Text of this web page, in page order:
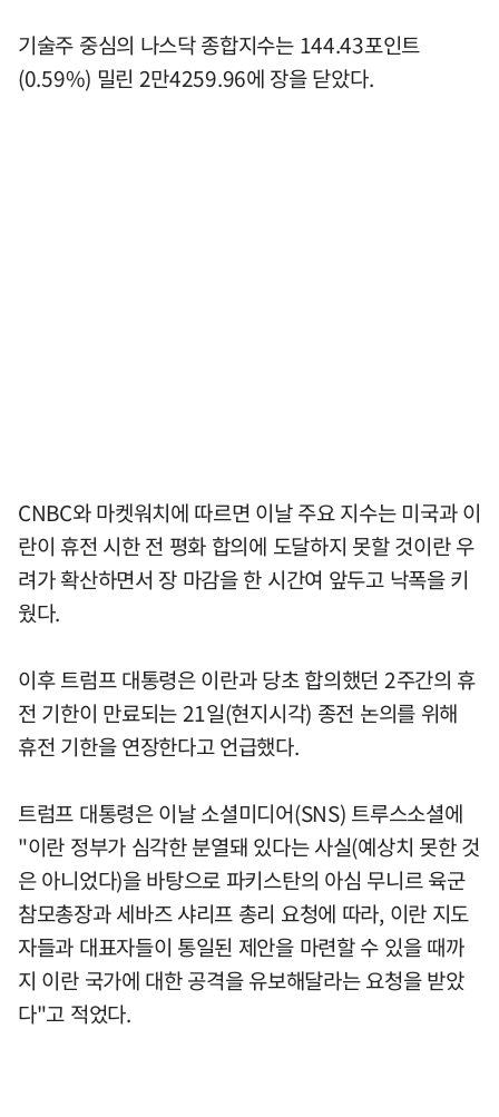
기술주 중심의 나스닥 종합지수는 144.43포인트
(0.59%) 밀린 2만4259.96에 장을 닫았다.
CNBC와 마켓워치에 따르면 이날 주요 지수는 미국과 이
란이 휴전 시한 전 평화 합의에 도달하지 못할 것이란 우
려가 확산하면서 장 마감을 한 시간여 앞두고 낙폭을 키
웠다.
이후 트럼프 대통령은 이란과 당초 합의했던 2주간의 휴
전 기한이 만료되는 21일(현지시각) 종전 논의를 위해
휴전 기한을 연장한다고 언급했다.
트럼프 대통령은 이날 소셜미디어(SNS) 트루스소셜에
"이란 정부가 심각한 분열돼 있다는 사실(예상치 못한 것
은 아니었다)을 바탕으로 파키스탄의 아심 무니르 육군
참모총장과 세바즈 샤리프 총리 요청에 따라, 이란 지도
자들과 대표자들이 통일된 제안을 마련할 수 있을 때까
지 이란 국가에 대한 공격을 유보해달라는 요청을 받았
다"고 적었다.